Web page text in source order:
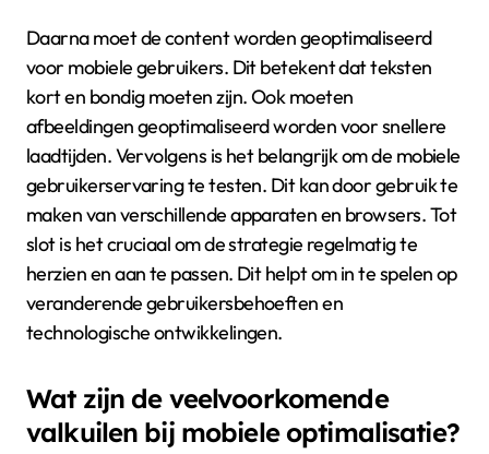
Daarna moet de content worden geoptimaliseerd
voor mobiele gebruikers. Dit betekent dat teksten
kort en bondig moeten zijn. Ook moeten
afbeeldingen geoptimaliseerd worden voor snellere
laadtijden. Vervolgens is het belangrijk om de mobiele
gebruikerservaring te testen. Dit kan door gebruik te
maken van verschillende apparaten en browsers. Tot
slot is het cruciaal om de strategie regelmatig te
herzien en aan te passen. Dit helpt om in te spelen op
veranderende gebruikersbehoeften en
technologische ontwikkelingen.
Wat zijn de veelvoorkomende
valkuilen bij mobiele optimalisatie?